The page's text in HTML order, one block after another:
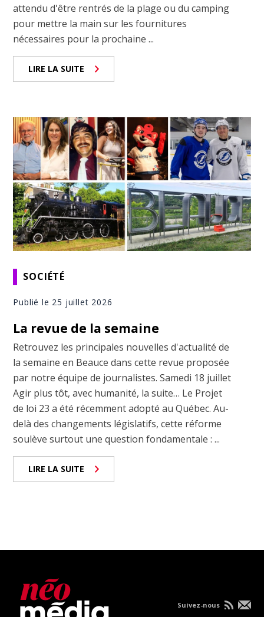
attendu d'être rentrés de la plage ou du camping
pour mettre la main sur les fournitures
nécessaires pour la prochaine ...
LIRE LA SUITE
SOCIÉTÉ
Publié le 25 juillet 2026
La revue de la semaine
Retrouvez les principales nouvelles d'actualité de
la semaine en Beauce dans cette revue proposée
par notre équipe de journalistes. Samedi 18 juillet
Agir plus tôt, avec humanité, la suite… Le Projet
de loi 23 a été récemment adopté au Québec. Au-
delà des changements législatifs, cette réforme
soulève surtout une question fondamentale : ...
LIRE LA SUITE
Suivez-nous